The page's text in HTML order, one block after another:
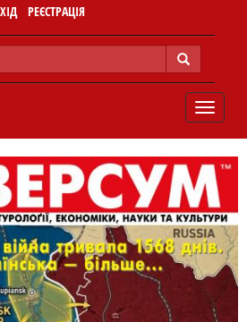
РЕЄСТРАЦІЯ
TOGGLE